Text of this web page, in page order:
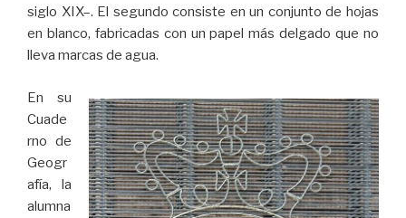
siglo XIX–. El segundo consiste en un conjunto de hojas
en blanco, fabricadas con un papel más delgado que no
lleva marcas de agua.
En su
Cuade
rno de
Geogr
afía, la
alumna